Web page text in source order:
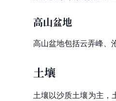
高山盆地
高山盆地包括云弄峰、
土壤
土壤以沙质土壤为主，